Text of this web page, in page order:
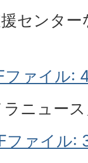
センタ
ファイル:
ニュー
ファイル: